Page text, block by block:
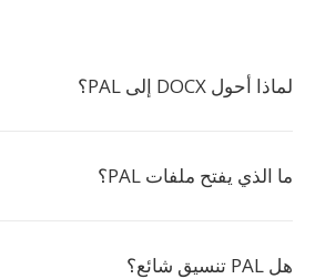
لماذا أحول DOCX إلى PAL؟
ما الذي يفتح ملفات PAL؟
هل PAL تنسيق شائع؟